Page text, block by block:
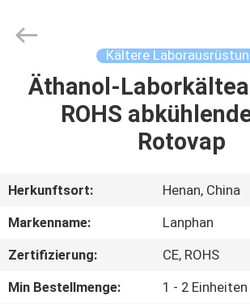
HAUS
VIDEOS
UNS
Co.,Ltd.
Kältere
Äthanol-
ROHS
Rotovap
Herkunftsort:
Henan, China
Markenname:
Lanphan
Zertifizierung:
CE, ROHS
Min Bestellmenge:
1 - 2 Einheiten